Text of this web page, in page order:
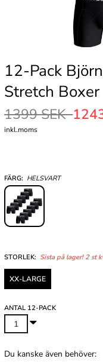
12-Pack
Stretch
1399 SEK
inkl.moms
FÄRG: HELSVART
STORLEK: Sista på lager! 2 st
XX-LARGE
ANTAL 12-PACK
Du kanske även behöver: